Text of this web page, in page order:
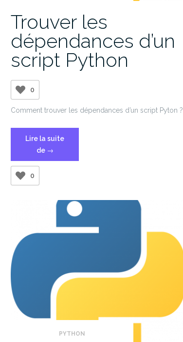
Trouver les
dépendances d’un
script Python
0
Comment trouver les dépendances d’un script Pyton ?
Lire la suite
de « Trouver
les
Python »
→
0
PYTHON